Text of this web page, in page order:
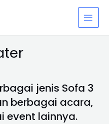
jenis Sofa 3
berbagai acara,
event lainnya.